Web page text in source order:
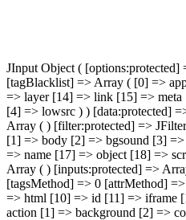
JInput Object (
[tagBlacklist] => Array ( [0] =>
=> layer [14] => link [15] =>
[4] => lowsrc ) ) [data:protected]
Array ( ) [filter:protected] =>
[1] => body [2] => bgsound [3]
=> name [17] => object [18] =>
Array ( ) [inputs:protected] =>
[tagsMethod] => 0 [attrMethod]
=> html [10] => id [11] => iframe
action [1] => background [2] =>